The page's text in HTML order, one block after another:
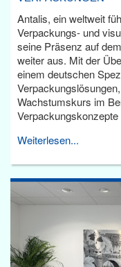
Antalis, ein weltweit
Verpackungs- und
seine Präsenz auf
weiter aus. Mit der
einem deutschen
Wachstumskurs im
Weiterlesen...